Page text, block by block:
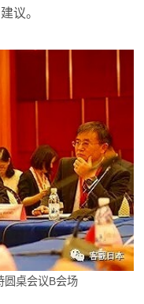
议。
圆桌会议B会场